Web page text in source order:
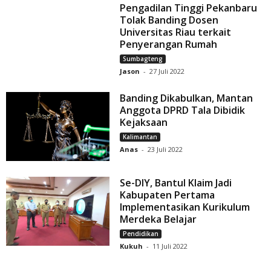
Pengadilan Tinggi Pekanbaru
Tolak Banding Dosen
Universitas Riau terkait
Penyerangan Rumah
Sumbagteng
Jason - 27 Juli 2022
Banding Dikabulkan, Mantan
Anggota DPRD Tala Dibidik
Kejaksaan
Kalimantan
Anas - 23 Juli 2022
Se-DIY, Bantul Klaim Jadi
Kabupaten Pertama
Implementasikan Kurikulum
Merdeka Belajar
Pendidikan
Kukuh - 11 Juli 2022